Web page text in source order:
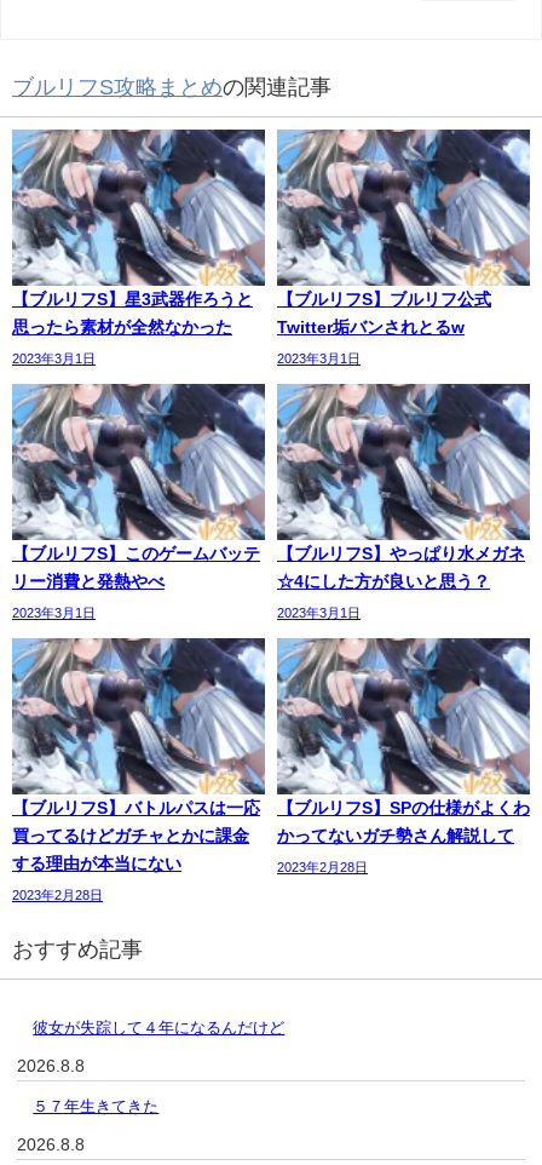
ブルリフS攻略まとめの関連記事
【ブルリフS】星3武器作ろうと
思ったら素材が全然なかった
2023年3月1日
【ブルリフS】ブルリフ公式
Twitter垢バンされとるw
2023年3月1日
【ブルリフS】このゲームバッテ
リー消費と発熱やべ
2023年3月1日
【ブルリフS】やっぱり水メガネ
☆4にした方が良いと思う？
2023年3月1日
【ブルリフS】バトルパスは一応
買ってるけどガチャとかに課金
する理由が本当にない
2023年2月28日
【ブルリフS】SPの仕様がよくわ
かってないガチ勢さん解説して
2023年2月28日
おすすめ記事
彼女が失踪して４年になるんだけど
2026.8.8
５７年生きてきた
2026.8.8